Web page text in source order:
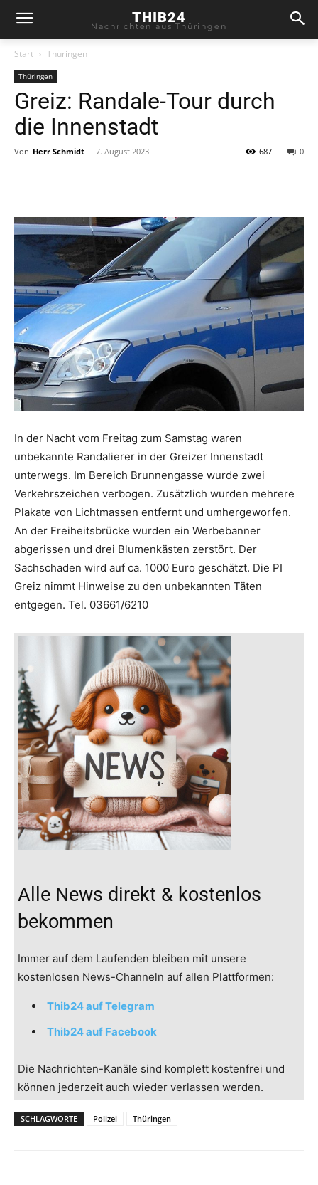
THIB24
Nachrichten aus Thüringen
Start Thüringen
Thüringen
Greiz: Randale-Tour durch
die Innenstadt
Von Herr Schmidt - 7. August 2023 0
687
In der Nacht vom Freitag zum Samstag waren
unbekannte Randalierer in der Greizer Innenstadt
unterwegs. Im Bereich Brunnengasse wurde zwei
Verkehrszeichen verbogen. Zusätzlich wurden mehrere
Plakate von Lichtmassen entfernt und umhergeworfen.
An der Freiheitsbrücke wurden ein Werbebanner
abgerissen und drei Blumenkästen zerstört. Der
Sachschaden wird auf ca. 1000 Euro geschätzt. Die PI
Greiz nimmt Hinweise zu den unbekannten Täten
entgegen. Tel. 03661/6210
Alle News direkt & kostenlos
bekommen
Immer auf dem Laufenden bleiben mit unsere
kostenlosen News-Channeln auf allen Plattformen:
Thib24 auf Telegram
Thib24 auf Facebook
Die Nachrichten-Kanäle sind komplett kostenfrei und
können jederzeit auch wieder verlassen werden.
SCHLAGWORTE Polizei Thüringen